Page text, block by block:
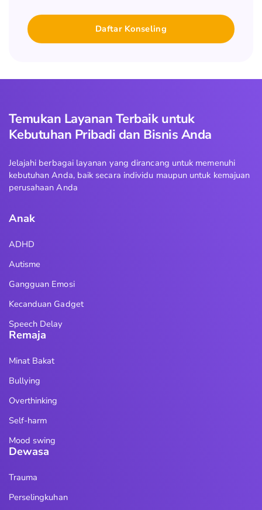
Daftar Konseling
Temukan Layanan Terbaik untuk
Kebutuhan Pribadi dan Bisnis Anda
Jelajahi berbagai layanan yang dirancang untuk memenuhi
kebutuhan Anda, baik secara individu maupun untuk kemajuan
perusahaan Anda
Anak
ADHD
Autisme
Gangguan Emosi
Kecanduan Gadget
Speech Delay
Remaja
Minat Bakat
Bullying
Overthinking
Self-harm
Mood swing
Dewasa
Trauma
Perselingkuhan